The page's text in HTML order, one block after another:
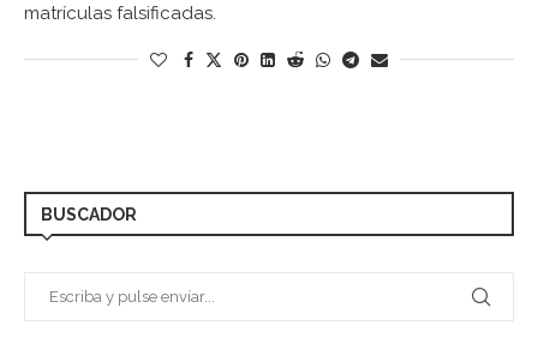
matrículas falsificadas.
BUSCADOR